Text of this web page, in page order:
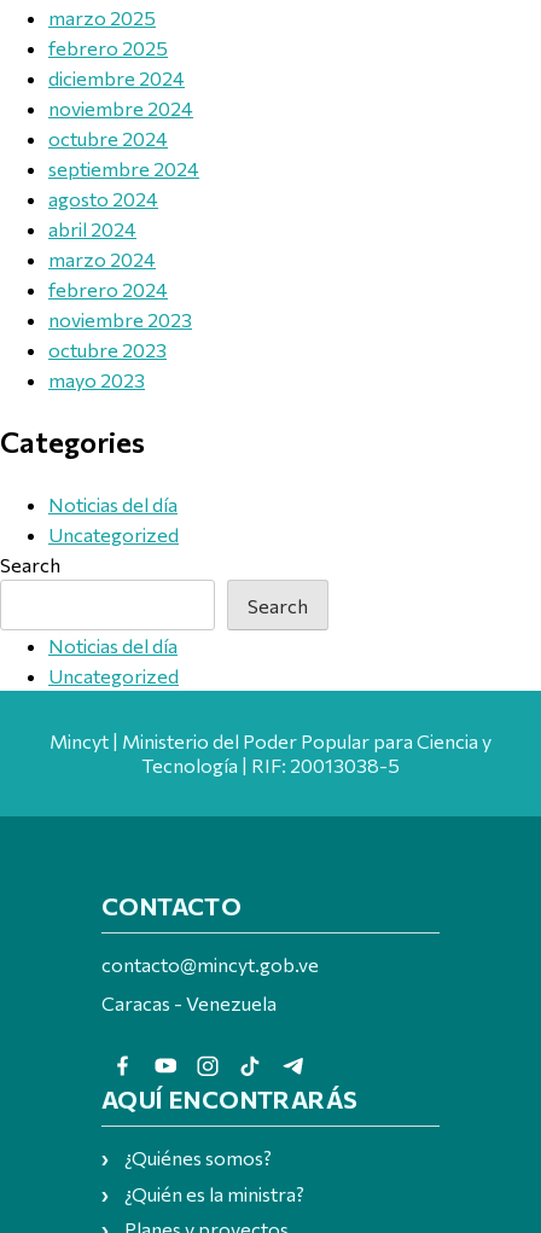
marzo 2025
febrero 2025
diciembre 2024
noviembre 2024
octubre 2024
septiembre 2024
agosto 2024
abril 2024
marzo 2024
febrero 2024
noviembre 2023
octubre 2023
mayo 2023
Categories
Noticias del día
Uncategorized
Search
Search
Noticias del día
Uncategorized
Mincyt | Ministerio del Poder Popular para Ciencia y
Tecnología | RIF: 20013038-5
CONTACTO
contacto@mincyt.gob.ve
Caracas - Venezuela
AQUÍ ENCONTRARÁS
¿Quiénes somos?
¿Quién es la ministra?